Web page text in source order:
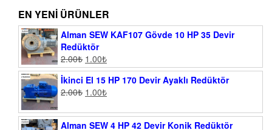
EN YENI ÜRÜNLER
Alman SEW KAF107 Gövde 10 HP 35 Devir
Redüktör
2.00₺ 1.00₺
İkinci El 15 HP 170 Devir Ayaklı Redüktör
2.00₺ 1.00₺
Alman SEW 4 HP 42 Devir Konik Redüktör